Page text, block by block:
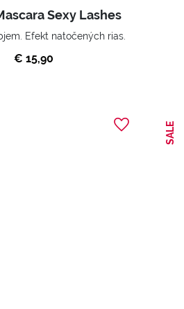
Sexy Lashes
Efekt natočených rias.
€ 15,90
SALE